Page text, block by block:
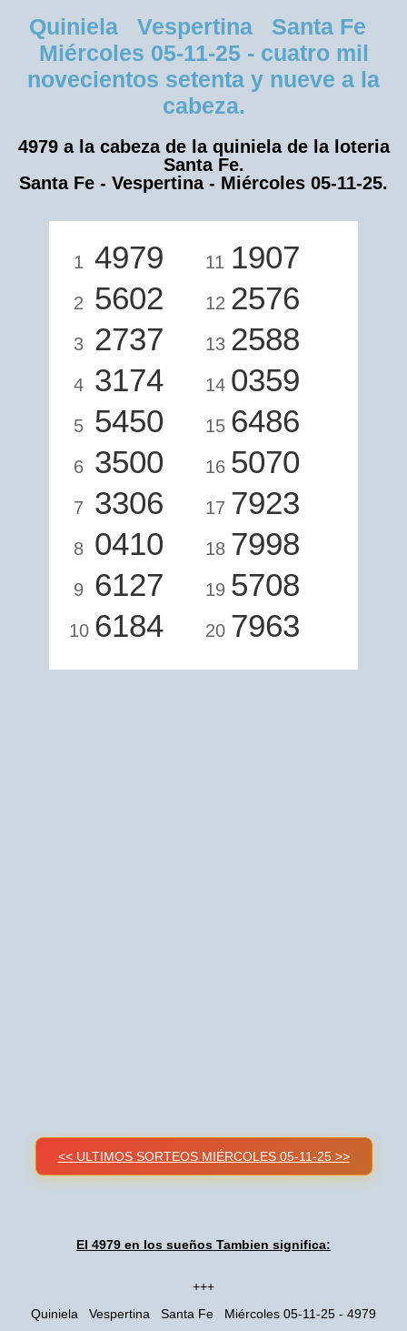
Quiniela Vespertina Santa Fe
Miércoles 05-11-25 - cuatro mil
novecientos setenta y nueve a la
cabeza.
4979 a la cabeza de la quiniela de la loteria
Santa Fe.
Santa Fe - Vespertina - Miércoles 05-11-25.
1 4979
2 5602
3 2737
4 3174
5 5450
6 3500
7 3306
8 0410
9 6127
10 6184
11 1907
12 2576
13 2588
14 0359
15 6486
16 5070
17 7923
18 7998
19 5708
20 7963
<< ULTIMOS SORTEOS MIÉRCOLES 05-11-25 >>
El 4979 en los sueños Tambien significa:
+++
Quiniela Vespertina Santa Fe Miércoles 05-11-25 - 4979